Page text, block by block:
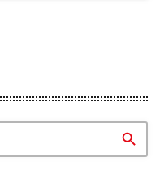
search